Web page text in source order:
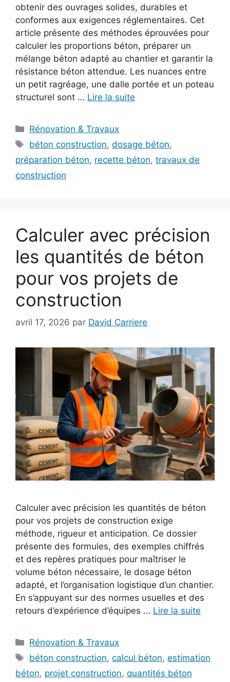
obtenir des ouvrages solides, durables et
conformes aux exigences réglementaires. Cet
article présente des méthodes éprouvées pour
calculer les proportions béton, préparer un
mélange béton adapté au chantier et garantir la
résistance béton attendue. Les nuances entre
un petit ragréage, une dalle portée et un poteau
structurel sont … Lire la suite
Catégories
Rénovation & Travaux
Étiquettes
béton construction,dosage béton,
préparation béton, recette béton, travaux de
construction
Calculer avec précision
les quantités de béton
pour vos projets de
construction
avril 17, 2026 par David Carriere
Calculer avec précision les quantités de béton
pour vos projets de construction exige
méthode, rigueur et anticipation. Ce dossier
présente des formules, des exemples chiffrés
et des repères pratiques pour maîtriser le
volume béton nécessaire, le dosage béton
adapté, et l’organisation logistique d’un chantier.
En s’appuyant sur des normes usuelles et des
retours d’expérience d’équipes … Lire la suite
Catégories
Rénovation & Travaux
Étiquettes
béton construction,calcul béton,estimation
béton, projet construction, quantités béton